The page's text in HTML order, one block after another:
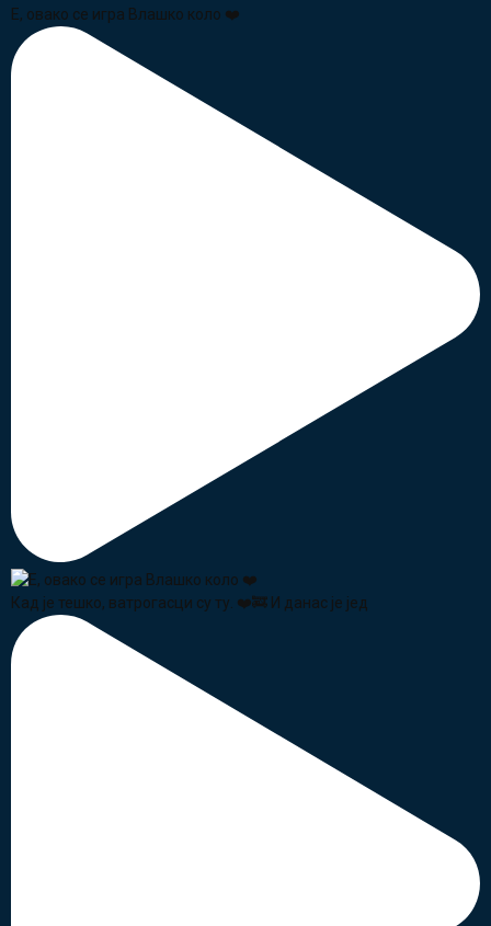
Е, овако се игра Влашко коло ❤️
Кад је тешко, ватрогасци су ту. ❤️🚒 И данас је јед